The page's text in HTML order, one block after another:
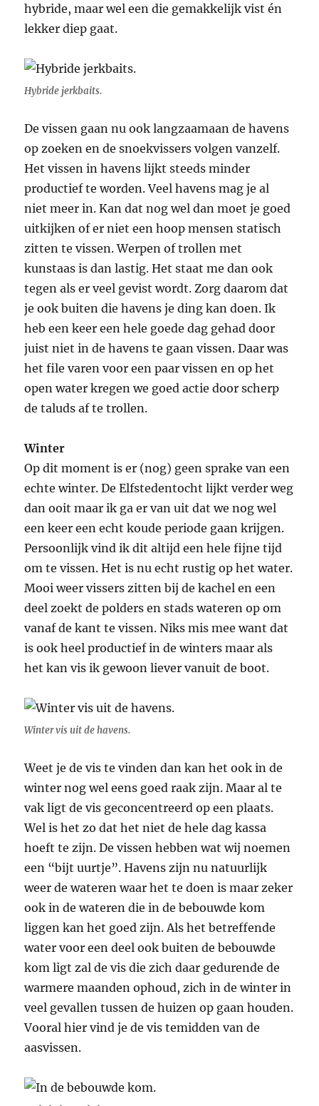
hybride, maar wel een die gemakkelijk vist én
lekker diep gaat.
Hybride jerkbaits.
De vissen gaan nu ook langzaamaan de havens
op zoeken en de snoekvissers volgen vanzelf.
Het vissen in havens lijkt steeds minder
productief te worden. Veel havens mag je al
niet meer in. Kan dat nog wel dan moet je goed
uitkijken of er niet een hoop mensen statisch
zitten te vissen. Werpen of trollen met
kunstaas is dan lastig. Het staat me dan ook
tegen als er veel gevist wordt. Zorg daarom dat
je ook buiten die havens je ding kan doen. Ik
heb een keer een hele goede dag gehad door
juist niet in de havens te gaan vissen. Daar was
het file varen voor een paar vissen en op het
open water kregen we goed actie door scherp
de taluds af te trollen.
Winter
Op dit moment is er (nog) geen sprake van een
echte winter. De Elfstedentocht lijkt verder weg
dan ooit maar ik ga er van uit dat we nog wel
een keer een echt koude periode gaan krijgen.
Persoonlijk vind ik dit altijd een hele fijne tijd
om te vissen. Het is nu echt rustig op het water.
Mooi weer vissers zitten bij de kachel en een
deel zoekt de polders en stads wateren op om
vanaf de kant te vissen. Niks mis mee want dat
is ook heel productief in de winters maar als
het kan vis ik gewoon liever vanuit de boot.
Winter vis uit de havens.
Weet je de vis te vinden dan kan het ook in de
winter nog wel eens goed raak zijn. Maar al te
vak ligt de vis geconcentreerd op een plaats.
Wel is het zo dat het niet de hele dag kassa
hoeft te zijn. De vissen hebben wat wij noemen
een “bijt uurtje”. Havens zijn nu natuurlijk
weer de wateren waar het te doen is maar zeker
ook in de wateren die in de bebouwde kom
liggen kan het goed zijn. Als het betreffende
water voor een deel ook buiten de bebouwde
kom ligt zal de vis die zich daar gedurende de
warmere maanden ophoud, zich in de winter in
veel gevallen tussen de huizen op gaan houden.
Vooral hier vind je de vis temidden van de
aasvissen.